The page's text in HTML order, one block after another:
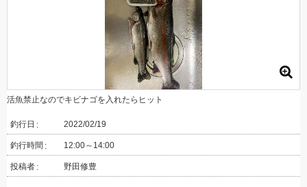
活魚禁止なのでキビナゴを入れたらヒット
釣行日 2022/02/19
釣行時間 12:00～14:00
投稿者 野田修豊